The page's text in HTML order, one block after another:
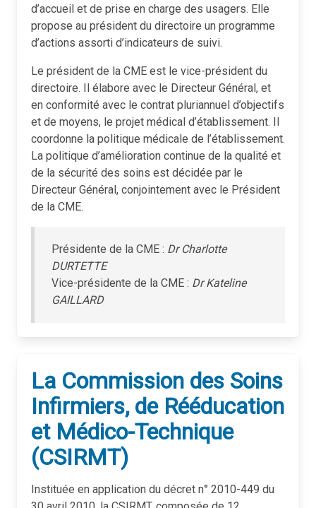
d’accueil et de prise en charge des usagers. Elle
propose au président du directoire un programme
d’actions assorti d’indicateurs de suivi.
Le président de la CME est le vice-président du
directoire. Il élabore avec le Directeur Général, et
en conformité avec le contrat pluriannuel d’objectifs
et de moyens, le projet médical d’établissement. Il
coordonne la politique médicale de l’établissement.
La politique d’amélioration continue de la qualité et
de la sécurité des soins est décidée par le
Directeur Général, conjointement avec le Président
de la CME.
Présidente de la CME : Dr Charlotte
DURTETTE
Vice-présidente de la CME : Dr Kateline
GAILLARD
La Commission des Soins
Infirmiers, de Rééducation
et Médico-Technique
(CSIRMT)
Instituée en application du décret n° 2010-449 du